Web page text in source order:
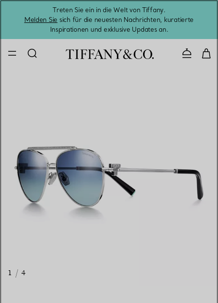
Treten Sie ein in die Welt von Tiffany.
Melden Sie sich für die neuesten Nachrichten, kuratierte
Inspirationen und exklusive Updates an.
1 / 4